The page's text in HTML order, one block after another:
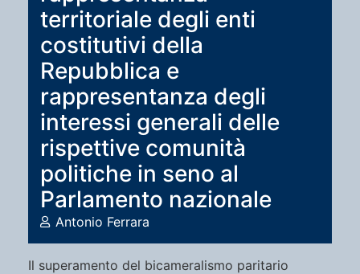
territoriale degli enti
costitutivi della
Repubblica e
rappresentanza degli
interessi generali delle
rispettive comunità
politiche in seno al
Parlamento nazionale
Antonio Ferrara
Il superamento del bicameralismo paritario